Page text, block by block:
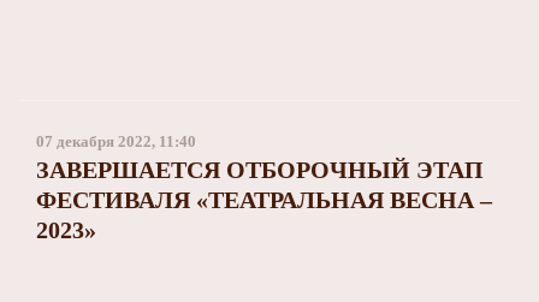
07 декабря 2022, 11:40
ЗАВЕРШАЕТСЯ ОТБОРОЧНЫЙ ЭТАП
ФЕСТИВАЛЯ «ТЕАТРАЛЬНАЯ ВЕСНА –
2023»